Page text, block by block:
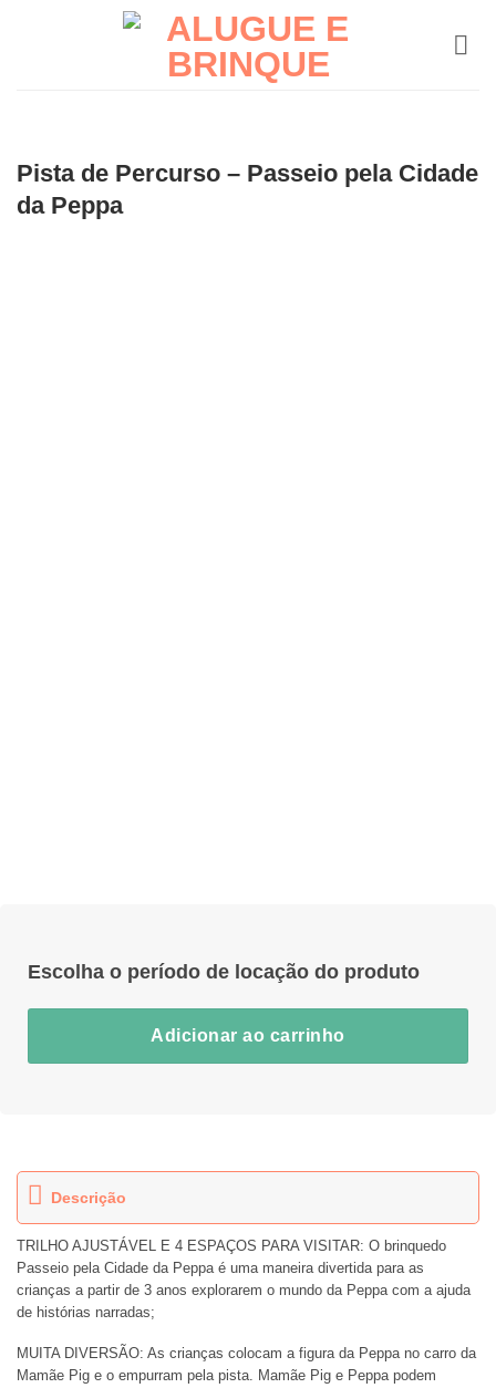
Pista de Percurso – Passeio pela Cidade
da Peppa
Adicionar ao carrinho
Descrição
TRILHO AJUSTÁVEL E 4 ESPAÇOS PARA VISITAR: O brinquedo
Passeio pela Cidade da Peppa é uma maneira divertida para as
crianças a partir de 3 anos explorarem o mundo da Peppa com a ajuda
de histórias narradas;
MUITA DIVERSÃO: As crianças colocam a figura da Peppa no carro da
Mamãe Pig e o empurram pela pista. Mamãe Pig e Peppa podem